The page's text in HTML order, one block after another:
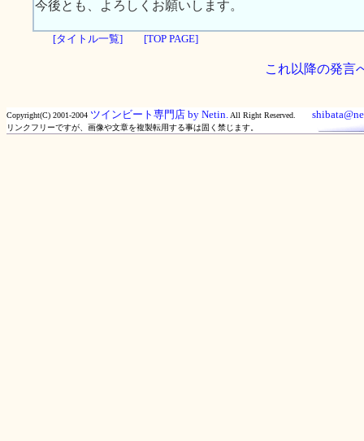
今後とも、よろしくお願いします。
[タイトル一覧] [TOP PAGE]
これ以降の発言
Copyright(C) 2001-2004 ツインビート専門店 by Netin. All Right Reserved.
リンクフリーですが、画像や文章を複製転用する事は固く禁じます。